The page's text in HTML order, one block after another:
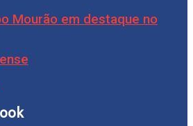
Mourão em destaque no